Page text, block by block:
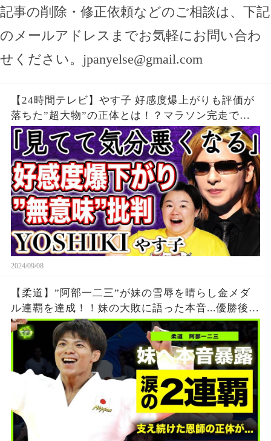
記事の削除・修正依頼などのご相談は、下記
のメールアドレスまでお気軽にお問い合わ
せください。 jpanyelse@gmail.com
【24時間テレビ】やす子 好感度爆上がりも評価が
落ちた”超大物”の正体とは！？マラソン完走で
も”ギャラ問題”再燃で24時間テレビは「無意味」
と批判殺到の真相が…
2024/09/08
【柔道】”阿部一二三”が妹の雪辱を晴らし金メダ
ル連覇を達成！！妹の大敗に語った本音...優勝後に
流した涙に日本国民が涙腺崩壊！！阿部兄弟を支
え続けた恩師との約束の真相とは...